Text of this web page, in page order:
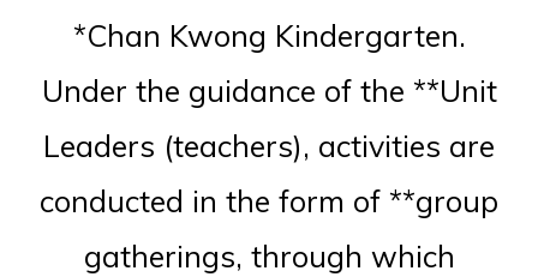
*Chan Kwong Kindergarten.
Under the guidance of the **Unit
Leaders (teachers), activities are
conducted in the form of **group
gatherings, through which